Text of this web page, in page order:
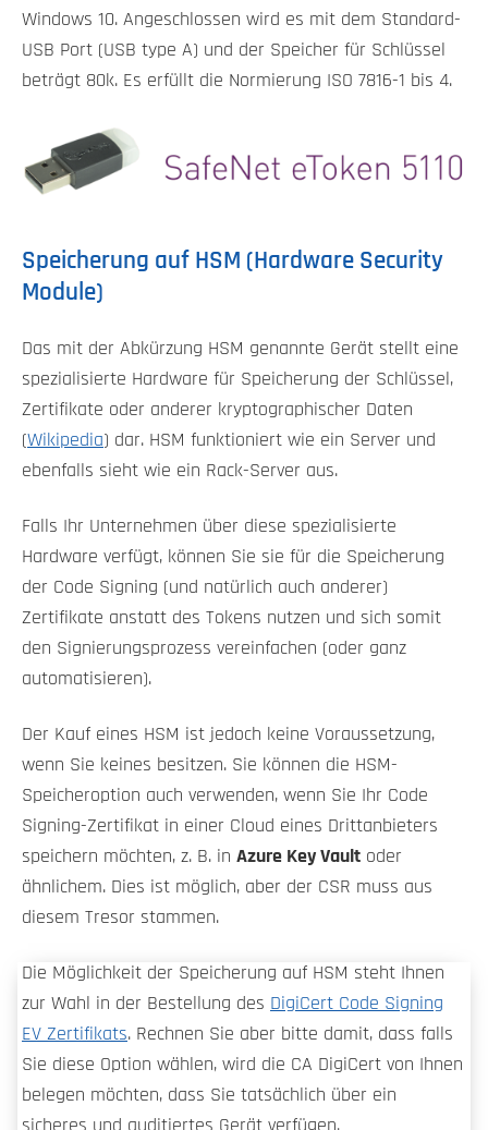
Windows 10. Angeschlossen wird es mit dem Standard-
USB Port (USB type A) und der Speicher für Schlüssel
beträgt 80k. Es erfüllt die Normierung ISO 7816-1 bis 4.
Speicherung auf HSM (Hardware Security
Module)
Das mit der Abkürzung HSM genannte Gerät stellt eine
spezialisierte Hardware für Speicherung der Schlüssel,
Zertifikate oder anderer kryptographischer Daten
(Wikipedia) dar. HSM funktioniert wie ein Server und
ebenfalls sieht wie ein Rack-Server aus.
Falls Ihr Unternehmen über diese spezialisierte
Hardware verfügt, können Sie sie für die Speicherung
der Code Signing (und natürlich auch anderer)
Zertifikate anstatt des Tokens nutzen und sich somit
den Signierungsprozess vereinfachen (oder ganz
automatisieren).
Der Kauf eines HSM ist jedoch keine Voraussetzung,
wenn Sie keines besitzen. Sie können die HSM-
Speicheroption auch verwenden, wenn Sie Ihr Code
Signing-Zertifikat in einer Cloud eines Drittanbieters
speichern möchten, z. B. in Azure Key Vault oder
ähnlichem. Dies ist möglich, aber der CSR muss aus
diesem Tresor stammen.
Die Möglichkeit der Speicherung auf HSM steht Ihnen
zur Wahl in der Bestellung des DigiCert Code Signing
EV Zertifikats. Rechnen Sie aber bitte damit, dass falls
Sie diese Option wählen, wird die CA DigiCert von Ihnen
belegen möchten, dass Sie tatsächlich über ein
sicheres und auditiertes Gerät verfügen.